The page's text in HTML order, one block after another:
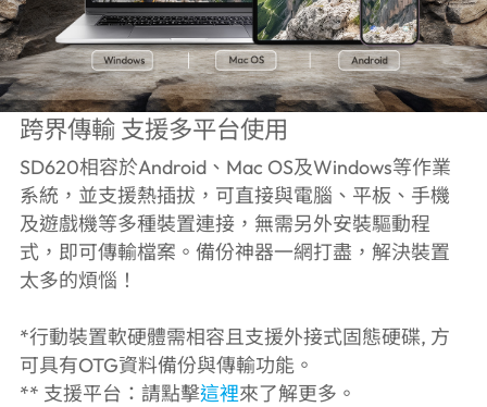
跨界傳輸 支援多平台使用
SD620相容於Android、Mac OS及Windows等作業
系統，並支援熱插拔，可直接與電腦、平板、手機
及遊戲機等多種裝置連接，無需另外安裝驅動程
式，即可傳輸檔案。備份神器一網打盡，解決裝置
太多的煩惱！
*行動裝置軟硬體需相容且支援外接式固態硬碟, 方
可具有OTG資料備份與傳輸功能。
** 支援平台：請點擊這裡來了解更多。